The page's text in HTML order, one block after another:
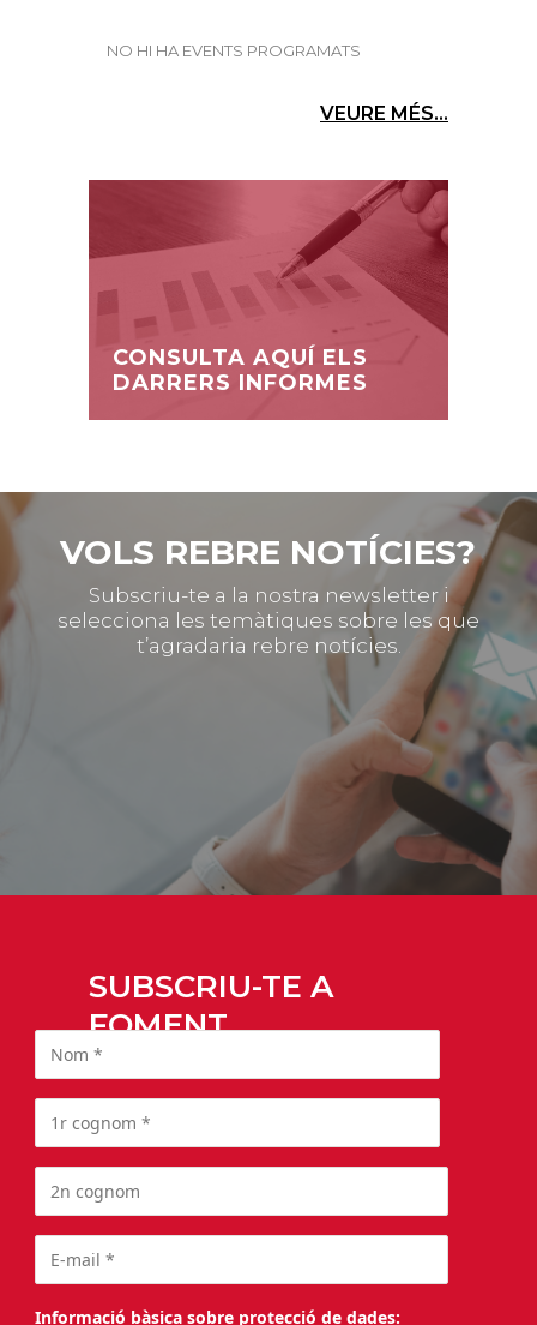
NO HI HA EVENTS PROGRAMATS
VEURE MÉS...
CONSULTA AQUÍ ELS
DARRERS INFORMES
VOLS REBRE NOTÍCIES?
Subscriu-te a la nostra newsletter i
selecciona les temàtiques sobre les que
t’agradaria rebre notícies.
SUBSCRIU-TE A
FOMENT
Informació bàsica sobre protecció de dades: